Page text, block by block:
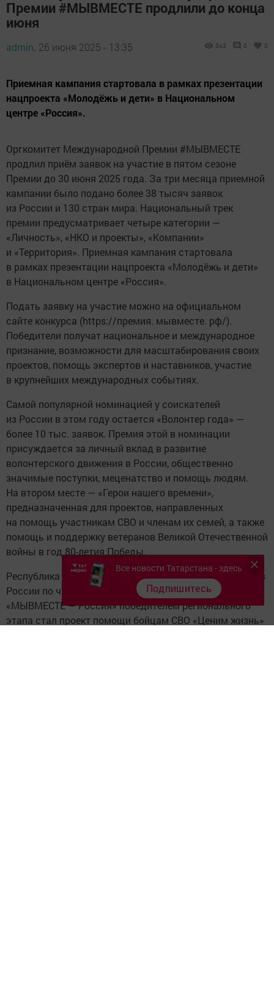
Премии #МЫВМЕСТЕ продлили до конца
июня
admin, 26 июня 2025 - 13:35 343 0 0
Приемная кампания стартовала в рамках презентации
нацпроекта «Молодёжь и дети» в Национальном
центре «Россия».
Оргкомитет Международной Премии #МЫВМЕСТЕ
продлил приём заявок на участие в пятом сезоне
Премии до 30 июня 2025 года. За три месяца приемной
кампании было подано более 38 тысяч заявок
из России и 130 стран мира. Национальный трек
премии предусматривает четыре категории —
«Личность», «НКО и проекты», «Компании»
и «Территория». Приемная кампания стартовала
в рамках презентации нацпроекта «Молодёжь и дети»
в Национальном центре «Россия».
Подать заявку на участие можно на официальном
сайте конкурса (https://премия. мывместе. рф/).
Победители получат национальное и международное
признание, возможности для масштабирования своих
проектов, помощь экспертов и наставников, участие
в крупнейших международных событиях.
Самой популярной номинацией у соискателей
из России в этом году остается «Волонтер года» —
более 10 тыс. заявок. Премия этой в номинации
присуждается за личный вклад в развитие
волонтерского движения в России, общественно
значимые поступки, меценатство и помощь людям.
На втором месте — «Герои нашего времени»,
предназначенная для проектов, направленных
на помощь участникам СВО и членам их семей, а также
помощь и поддержку ветеранов Великой Отечественной
войны в год 80-летия Победы.
Республика Татарстан регулярно входит в топ регионов
России по числу заявок. В 2023 году в номинации
«МЫВМЕСТЕ — Россия» победителем регионального
этапа стал проект помощи бойцам СВО «Ценим жизнь»
Все новости Татарстана - здесь
Подпишитесь